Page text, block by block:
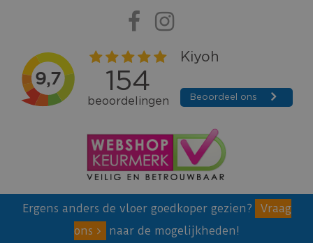
Ergens anders de vloer goedkoper gezien?
Vraag
ons
naar de mogelijkheden!